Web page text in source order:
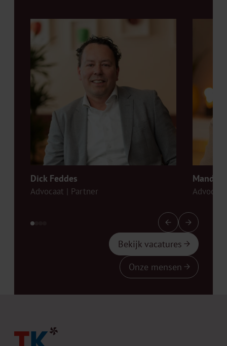
Dick Feddes
Advocaat | Partner
Mandy
Advocaat
Bekijk vacatures
Onze mensen